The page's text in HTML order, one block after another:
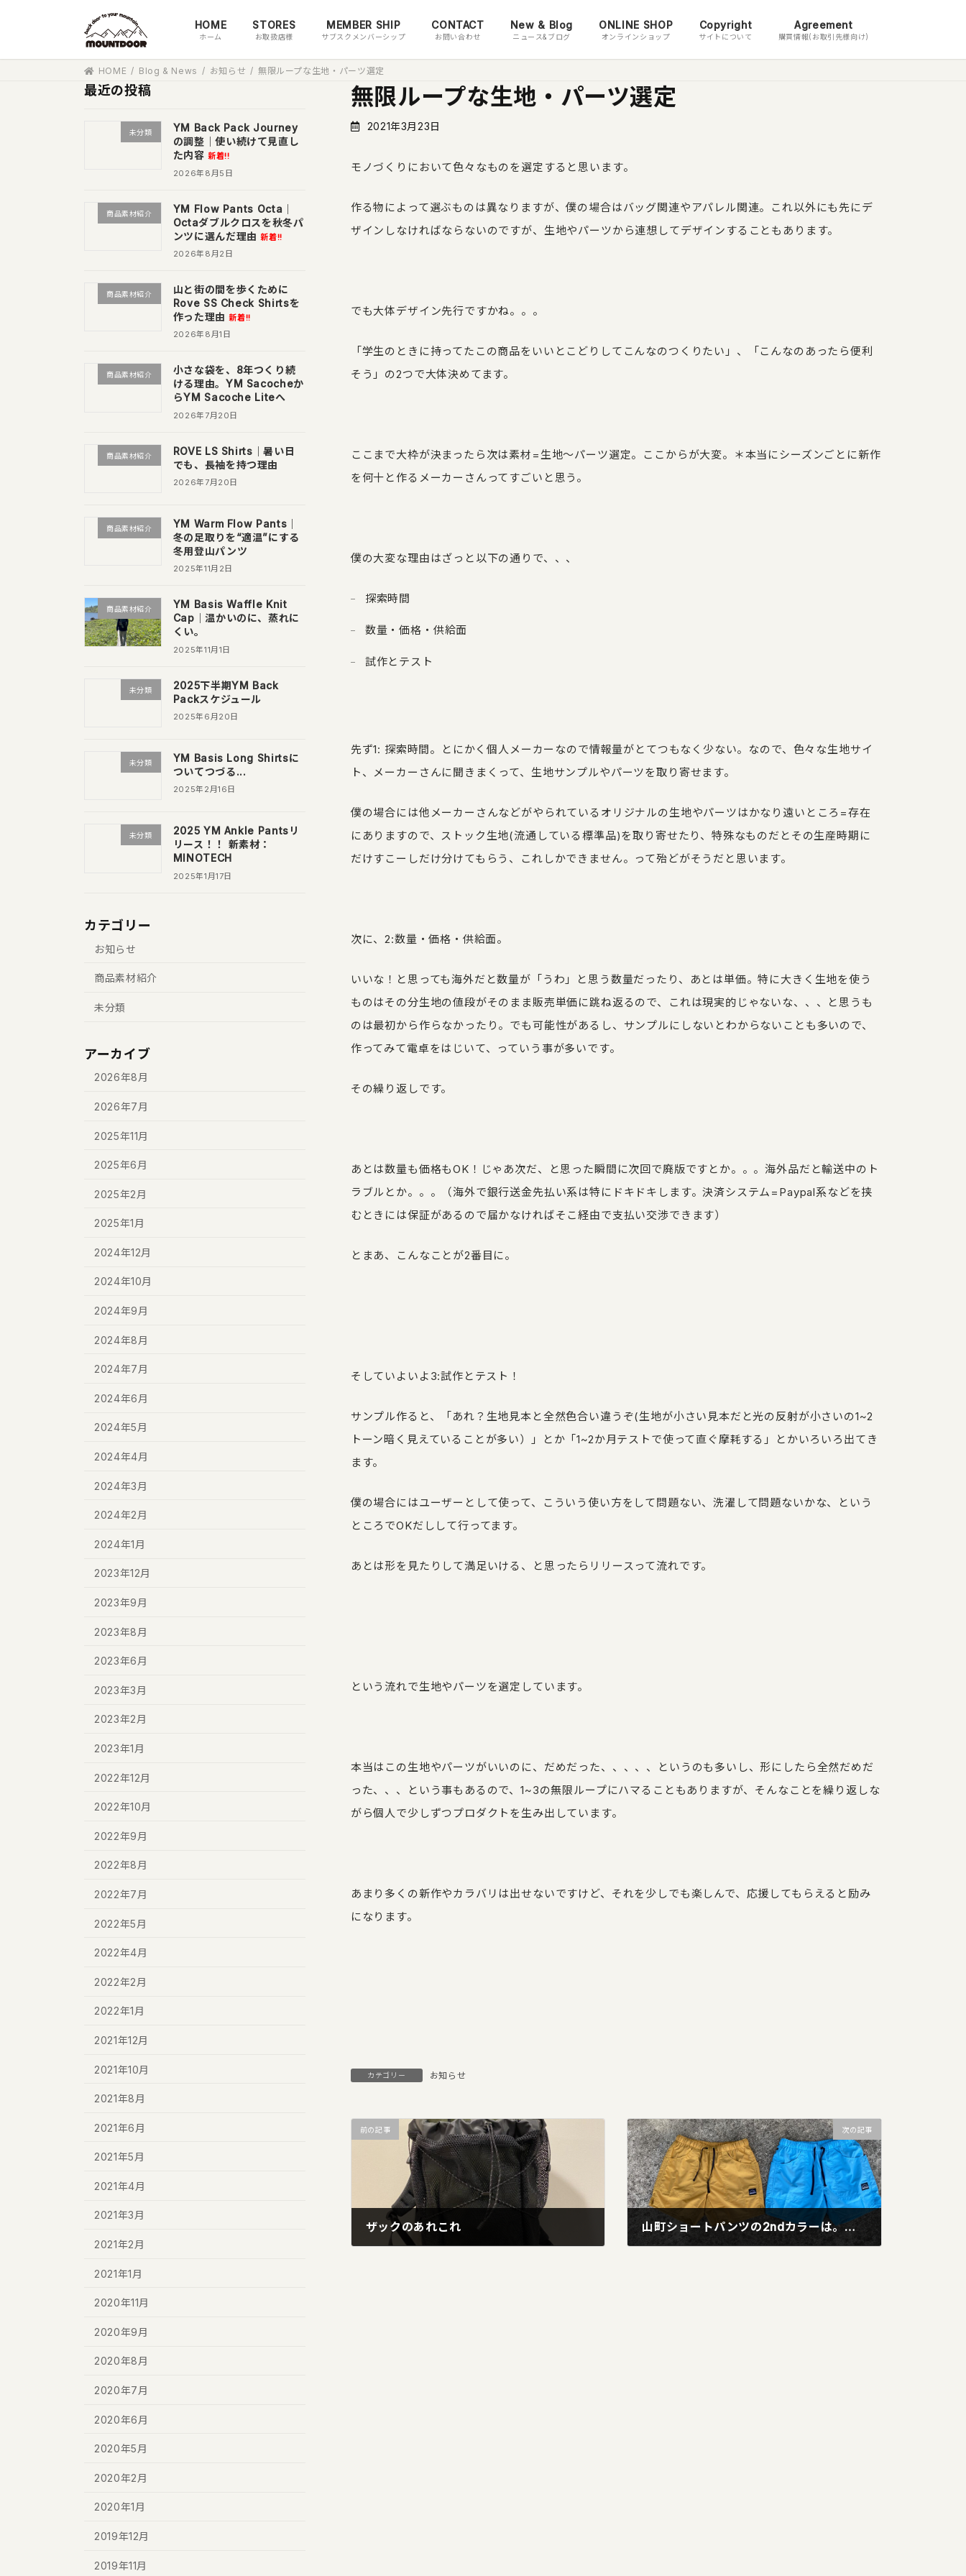
ン
ー
HOME
ホーム
STORES
お取扱店様
MEMBER SHIP
サブスクメンバーシップ
CONTACT
お問い合わせ
New & Blog
ニュース&ブログ
ONLINE SHOP
オンラインショップ
Copyright
サイトについて
Agreement
購買情報(お取引先様向け)
HOME Blog & News お知らせ 無限ループな生地・パーツ選定
無限ループな生地・パーツ選定
2021年3月23日
モノづくりにおいて色々なものを選定すると思います。
作る物によって選ぶものは異なりますが、僕の場合はバッグ関連やアパレル関連。これ以外にも先にデ
ザインしなければならないのですが、生地やパーツから連想してデザインすることもあります。
でも大体デザイン先行ですかね。。。
「学生のときに持ってたこの商品をいいとこどりしてこんなのつくりたい」、「こんなのあったら便利
そう」の2つで大体決めてます。
ここまで大枠が決まったら次は素材=生地～パーツ選定。ここからが大変。＊本当にシーズンごとに新作
を何十と作るメーカーさんってすごいと思う。
僕の大変な理由はざっと以下の通りで、、、
探索時間
数量・価格・供給面
試作とテスト
先ず1: 探索時間。とにかく個人メーカーなので情報量がとてつもなく少ない。なので、色々な生地サイ
ト、メーカーさんに聞きまくって、生地サンプルやパーツを取り寄せます。
僕の場合には他メーカーさんなどがやられているオリジナルの生地やパーツはかなり遠いところ=存在
にありますので、ストック生地(流通している標準品)を取り寄せたり、特殊なものだとその生産時期に
だけすこーしだけ分けてもらう、これしかできません。って殆どがそうだと思います。
次に、2:数量・価格・供給面。
いいな！と思っても海外だと数量が「うわ」と思う数量だったり、あとは単価。特に大きく生地を使う
ものはその分生地の値段がそのまま販売単価に跳ね返るので、これは現実的じゃないな、、、と思うも
のは最初から作らなかったり。でも可能性があるし、サンプルにしないとわからないことも多いので、
作ってみて電卓をはじいて、っていう事が多いです。
その繰り返しです。
あとは数量も価格もOK！じゃあ次だ、と思った瞬間に次回で廃版ですとか。。。海外品だと輸送中のト
ラブルとか。。。（海外で銀行送金先払い系は特にドキドキします。決済システム=Paypal系などを挟
むときには保証があるので届かなければそこ経由で支払い交渉できます）
とまあ、こんなことが2番目に。
そしていよいよ3:試作とテスト！
サンプル作ると、「あれ？生地見本と全然色合い違うぞ(生地が小さい見本だと光の反射が小さいの1~2
トーン暗く見えていることが多い）」とか「1~2か月テストで使って直ぐ摩耗する」とかいろいろ出てき
ます。
僕の場合にはユーザーとして使って、こういう使い方をして問題ない、洗濯して問題ないかな、という
ところでOKだしして行ってます。
あとは形を見たりして満足いける、と思ったらリリースって流れです。
という流れで生地やパーツを選定しています。
本当はこの生地やパーツがいいのに、だめだった、、、、、というのも多いし、形にしたら全然だめだ
った、、、という事もあるので、1~3の無限ループにハマることもありますが、そんなことを繰り返しな
がら個人で少しずつプロダクトを生み出しています。
あまり多くの新作やカラバリは出せないですけど、それを少しでも楽しんで、応援してもらえると励み
になります。
カテゴリー お知らせ
前の記事
ザックのあれこれ
次の記事
山町ショートパンツの2ndカラーは。。。
最近の投稿
未分類
YM Back Pack Journey
の調整｜使い続けて見直し
た内容 新着!!
2026年8月5日
商品素材紹介
YM Flow Pants Octa｜
Octaダブルクロスを秋冬パ
ンツに選んだ理由 新着!!
2026年8月2日
商品素材紹介
山と街の間を歩くために
Rove SS Check Shirtsを
作った理由 新着!!
2026年8月1日
商品素材紹介
小さな袋を、8年つくり続
ける理由。YM Sacocheか
らYM Sacoche Liteへ
2026年7月20日
商品素材紹介
ROVE LS Shirts｜暑い日
でも、長袖を持つ理由
2026年7月20日
商品素材紹介
YM Warm Flow Pants｜
冬の足取りを“適温”にする
冬用登山パンツ
2025年11月2日
商品素材紹介
YM Basis Waffle Knit
Cap｜温かいのに、蒸れに
くい。
2025年11月1日
未分類
2025下半期YM Back
Packスケジュール
2025年6月20日
未分類
YM Basis Long Shirtsに
ついてつづる...
2025年2月16日
未分類
2025 YM Ankle Pantsリ
リース！！ 新素材：
MINOTECH
2025年1月17日
カテゴリー
お知らせ
商品素材紹介
未分類
アーカイブ
2026年8月
2026年7月
2025年11月
2025年6月
2025年2月
2025年1月
2024年12月
2024年10月
2024年9月
2024年8月
2024年7月
2024年6月
2024年5月
2024年4月
2024年3月
2024年2月
2024年1月
2023年12月
2023年9月
2023年8月
2023年6月
2023年3月
2023年2月
2023年1月
2022年12月
2022年10月
2022年9月
2022年8月
2022年7月
2022年5月
2022年4月
2022年2月
2022年1月
2021年12月
2021年10月
2021年8月
2021年6月
2021年5月
2021年4月
2021年3月
2021年2月
2021年1月
2020年11月
2020年9月
2020年8月
2020年7月
2020年6月
2020年5月
2020年2月
2020年1月
2019年12月
2019年11月